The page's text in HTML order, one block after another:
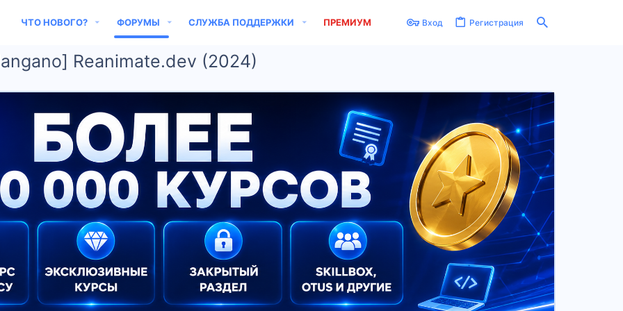
ЧТО НОВОГО? ФОРУМЫ СЛУЖБА ПОДДЕРЖКИ ПРЕМИУМ Вход Регистрация
Reanimate.dev (2024)